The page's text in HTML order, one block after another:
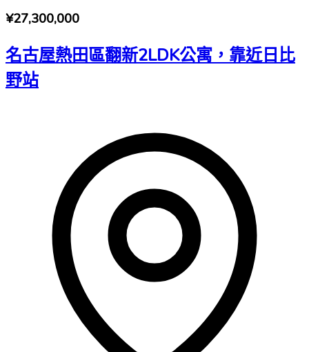
¥27,300,000
名古屋熱田區翻新2LDK公寓，靠近日比
野站